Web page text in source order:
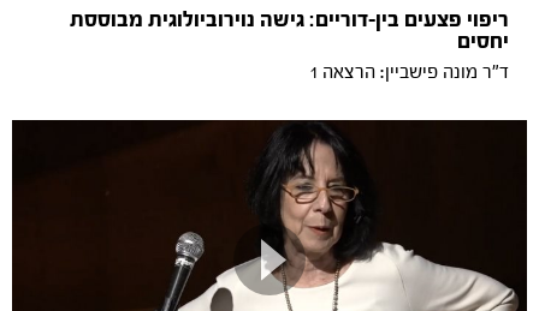
ריפוי פצעים בין-דוריים: גישה נוירוביולוגית מבוססת
יחסים
ד"ר מונה פישביין: הרצאה 1